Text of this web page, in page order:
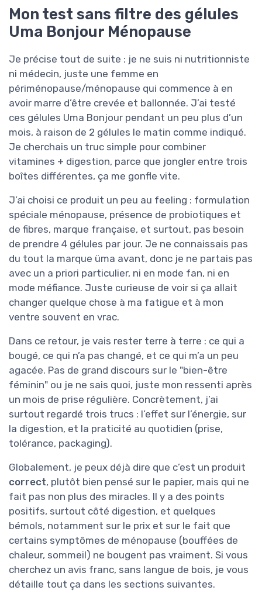
Mon test sans filtre des gélules
Uma Bonjour Ménopause
Je précise tout de suite : je ne suis ni nutritionniste
ni médecin, juste une femme en
périménopause/ménopause qui commence à en
avoir marre d’être crevée et ballonnée. J’ai testé
ces gélules Uma Bonjour pendant un peu plus d’un
mois, à raison de 2 gélules le matin comme indiqué.
Je cherchais un truc simple pour combiner
vitamines + digestion, parce que jongler entre trois
boîtes différentes, ça me gonfle vite.
J’ai choisi ce produit un peu au feeling : formulation
spéciale ménopause, présence de probiotiques et
de fibres, marque française, et surtout, pas besoin
de prendre 4 gélules par jour. Je ne connaissais pas
du tout la marque üma avant, donc je ne partais pas
avec un a priori particulier, ni en mode fan, ni en
mode méfiance. Juste curieuse de voir si ça allait
changer quelque chose à ma fatigue et à mon
ventre souvent en vrac.
Dans ce retour, je vais rester terre à terre : ce qui a
bougé, ce qui n’a pas changé, et ce qui m’a un peu
agacée. Pas de grand discours sur le "bien-être
féminin" ou je ne sais quoi, juste mon ressenti après
un mois de prise régulière. Concrètement, j’ai
surtout regardé trois trucs : l’effet sur l’énergie, sur
la digestion, et la praticité au quotidien (prise,
tolérance, packaging).
Globalement, je peux déjà dire que c’est un produit
correct, plutôt bien pensé sur le papier, mais qui ne
fait pas non plus des miracles. Il y a des points
positifs, surtout côté digestion, et quelques
bémols, notamment sur le prix et sur le fait que
certains symptômes de ménopause (bouffées de
chaleur, sommeil) ne bougent pas vraiment. Si vous
cherchez un avis franc, sans langue de bois, je vous
détaille tout ça dans les sections suivantes.